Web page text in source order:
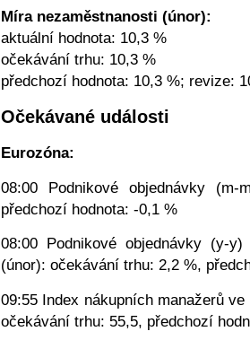
Míra nezaměstnanosti (únor):
aktuální hodnota: 10,3 %
očekávání trhu: 10,3 %
předchozí hodnota: 10,3 %; revize:
Očekávané události
Eurozóna:
08:00 Podnikové objednávky
předchozí hodnota: -0,1 %
08:00 Podnikové objednávky (y-
(únor): očekávání trhu: 2,2 %,
09:55 Index nákupních manažerů
očekávání trhu: 55,5, předchozí